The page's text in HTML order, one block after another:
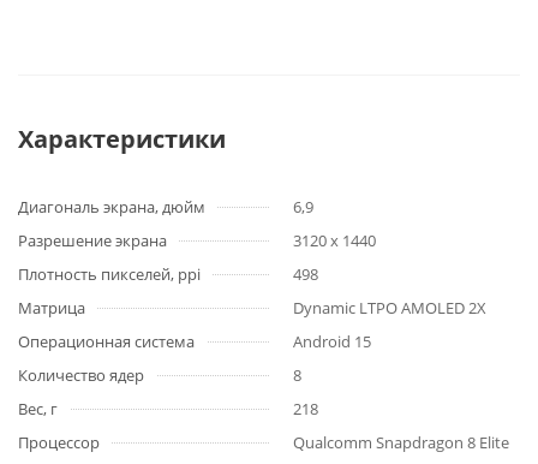
Характеристики
Диагональ экрана, дюйм
6,9
Разрешение экрана
3120 x 1440
Плотность пикселей, ppi
498
Матрица
Dynamic LTPO AMOLED 2X
Операционная система
Android 15
Количество ядер
8
Вес, г
218
Процессор
Qualcomm Snapdragon 8 Elite